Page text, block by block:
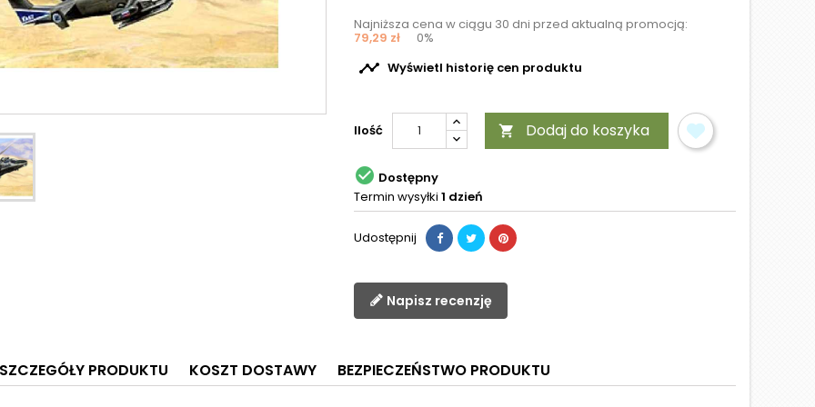
Najniższa cena w ciągu 30 dni przed aktualną promocją:
79,29 zł 0%
 Wyświetl historię cen produktu
Ilość  Dodaj do koszyka
 Dostępny
Termin wysyłki 1 dzień
Udostępnij
Napisz recenzję
SZCZEGÓŁY PRODUKTU KOSZT DOSTAWY BEZPIECZEŃSTWO PRODUKTU